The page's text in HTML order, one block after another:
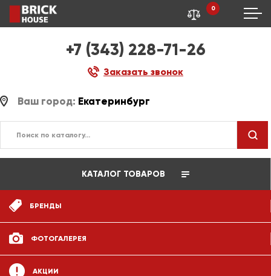
+7 (343) 228-71-26
Заказать звонок
0
Ваш город: Екатеринбург
КАТАЛОГ ТОВАРОВ
БРЕНДЫ
ФОТОГАЛЕРЕЯ
АКЦИИ